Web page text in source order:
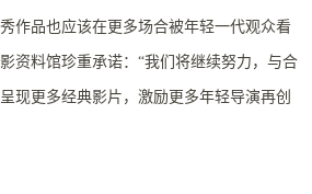
作品也应该在更多场合被年轻一代观众看
资料馆珍重承诺：“我们将继续努力，与合
现更多经典影片，激励更多年轻导演再创